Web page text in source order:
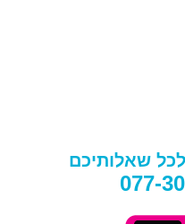
שאלותיכם
077-